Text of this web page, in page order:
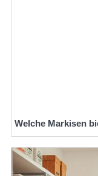
Welche Markisen